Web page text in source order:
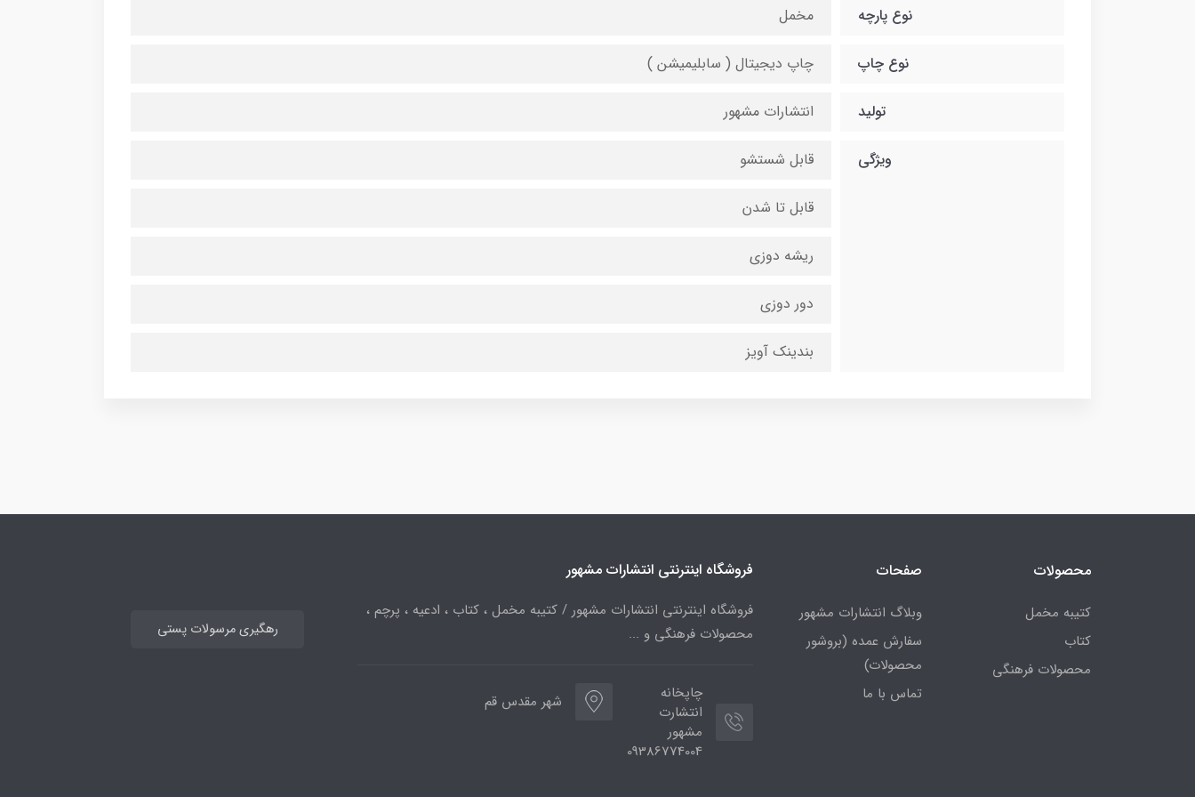
نوع پارچه مخمل
نوع چاپ چاپ دیجیتال ( سابلیمیشن )
تولید انتشارات مشهور
ویژگی قابل شستشو
قابل تا شدن
ریشه دوزی
دور دوزی
بندینک آویز
محصولات
کتیبه مخمل
کتاب
محصولات فرهنگی
صفحات
وبلاگ انتشارات مشهور
سفارش عمده (بروشور
محصولات)
تماس با ما
فروشگاه اینترنتی انتشارات مشهور
فروشگاه اینترنتی انتشارات مشهور / کتیبه مخمل ، کتاب ، ادعیه ، پرچم ،
محصولات فرهنگی و ...
چاپخانه
انتشارت
مشهور
09386774004
شهر مقدس قم
رهگیری مرسولات پستی